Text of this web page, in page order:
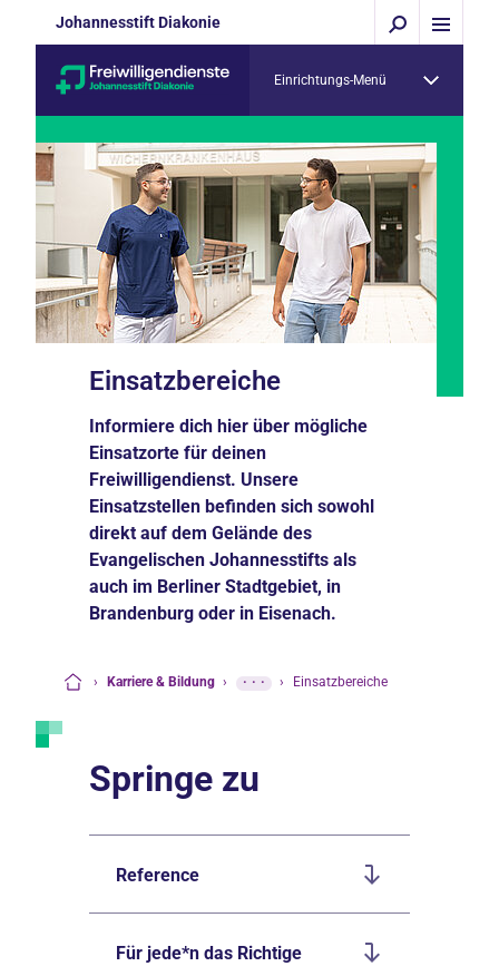
Johannesstift Diakonie
Einrichtungs-Menü
Einsatzbereiche
Informiere dich hier über mögliche
Einsatzorte für deinen
Freiwilligendienst. Unsere
Einsatzstellen befinden sich sowohl
direkt auf dem Gelände des
Evangelischen Johannesstifts als
auch im Berliner Stadtgebiet, in
Brandenburg oder in Eisenach.
› Karriere & Bildung › ··· › Einsatzbereiche
Springe zu
Reference
Für jede*n das Richtige